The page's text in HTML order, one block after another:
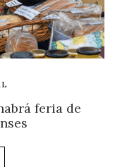
feria de